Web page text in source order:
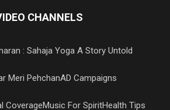
CHANNELS
: Sahaja Yoga A Story Untold
Meri PehchanAD Campaigns
CoverageMusic For SpiritHealth Tips